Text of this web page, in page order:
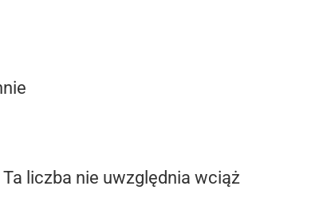
Ta liczba nie uwzględnia wciąż